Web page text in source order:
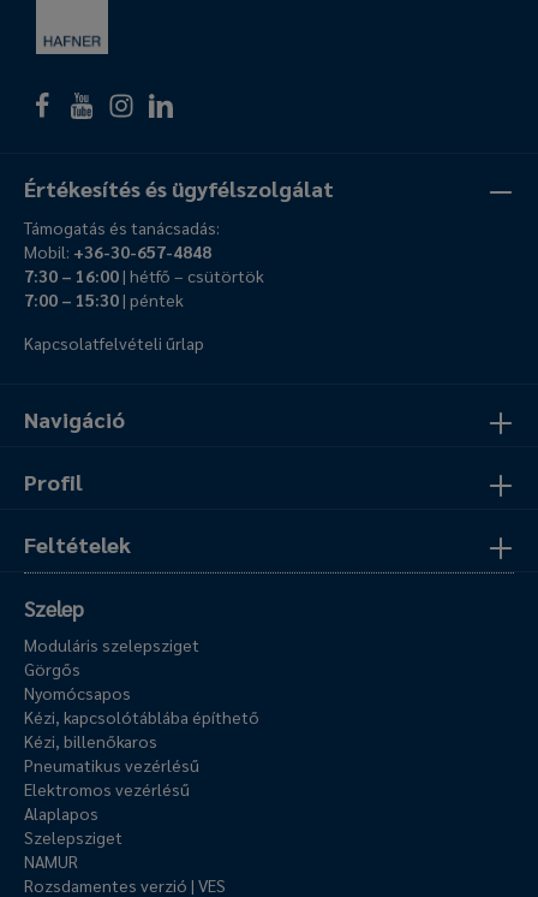
Navigáció
Profil
Feltételek
Értékesítés és ügyfélszolgálat
Támogatás és tanácsadás:
Mobil: +36-30-657-4848
7:30 – 16:00| hétfő – csütörtök
7:00 – 15:30| péntek
Kapcsolatfelvételi űrlap
Szelep
Moduláris szelepsziget
Görgős
Nyomócsapos
Kézi, kapcsolótáblába építhető
Kézi, billenőkaros
Pneumatikus vezérlésű
Elektromos vezérlésű
Alaplapos
Szelepsziget
NAMUR
Rozsdamentes verzió | VES